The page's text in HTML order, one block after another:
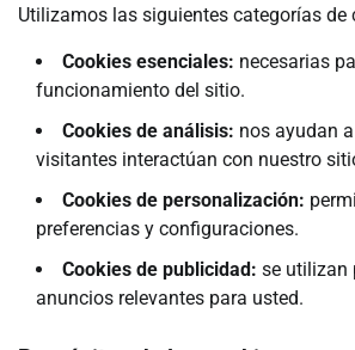
Utilizamos las siguientes categorías de
Cookies esenciales: necesarias
funcionamiento del sitio.
Cookies de análisis: nos ayudan
visitantes interactúan con nuestro
Cookies de personalización:
preferencias y configuraciones.
Cookies de publicidad: se utilizan
anuncios relevantes para usted.